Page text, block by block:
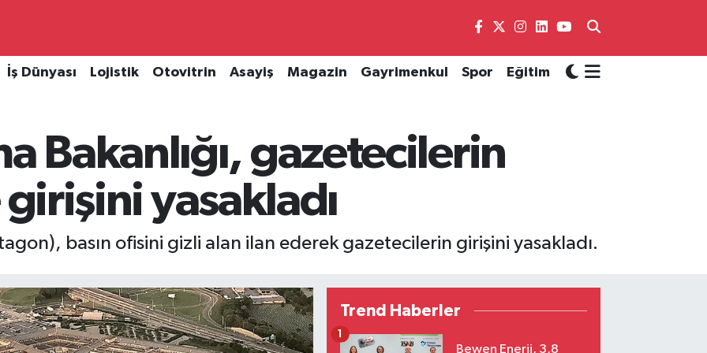
İş Dünyası Lojistik Otovitrin Asayiş Magazin Gayrimenkul Spor Eğitim
Bakanlığı, gazetecilerin
girişini yasakladı
basın ofisini gizli alan ilan ederek gazetecilerin girişini yasakladı.
Trend Haberler
Bewen Enerji, 3,8
1